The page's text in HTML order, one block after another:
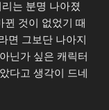
는 분명 나아졌
뀐 것이 없었기 때
면 그보단 나아지
닌가 싶은 캐릭터
다고 생각이 드네